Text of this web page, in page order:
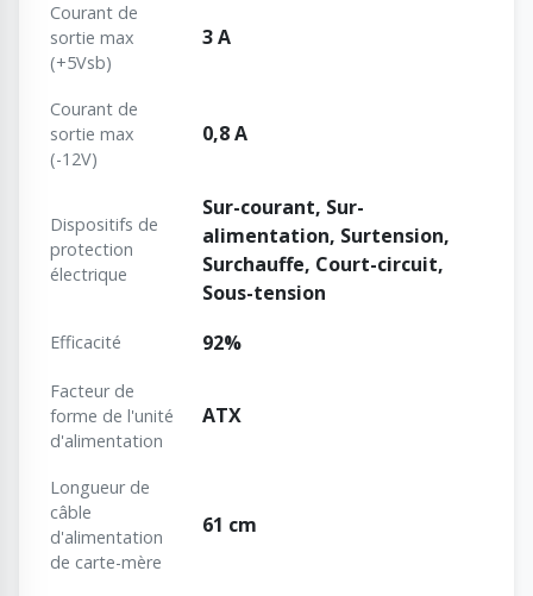
Courant de
sortie max
(+5Vsb)
3 A
Courant de
sortie max
(-12V)
0,8 A
Dispositifs de
protection
électrique
Sur-courant, Sur-
alimentation, Surtension,
Surchauffe, Court-circuit,
Sous-tension
Efficacité 92%
Facteur de
forme de l'unité
d'alimentation
ATX
Longueur de
câble
d'alimentation
de carte-mère
61 cm